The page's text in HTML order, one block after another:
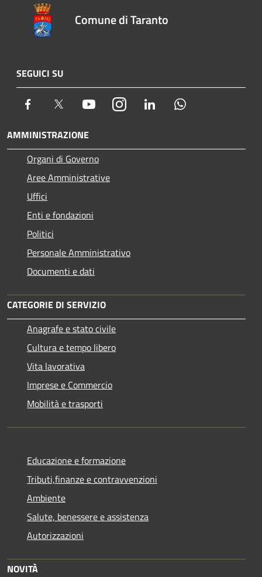
Comune di Taranto
SEGUICI SU
Facebook Twitter YoutubeInstagram LinkedIn
AMMINISTRAZIONE
Organi di Governo
Aree Amministrative
Uffici
Enti e fondazioni
Politici
Personale Amministrativo
Documenti e dati
CATEGORIE DI SERVIZIO
Anagrafe e stato civile
Cultura e tempo libero
Vita lavorativa
Imprese e Commercio
Mobilità e trasporti
Educazione e formazione
Tributi,finanze e contravvenzioni
Ambiente
Salute, benessere e assistenza
Autorizzazioni
NOVITÀ